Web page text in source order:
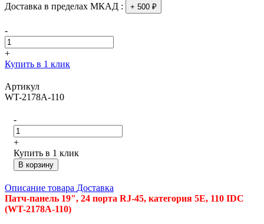
Доставка в пределах МКАД :
+ 500 ₽
-
+
Купить в 1 клик
Артикул
WT-2178A-110
-
+
Купить в 1 клик
В корзину
Описание товара Доставка
Патч-панель 19", 24 порта RJ-45, категория 5Е, 110 IDC
(WT-2178A-110)